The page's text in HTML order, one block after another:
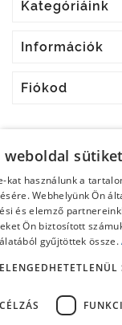
Kategóriáink
Információk
Fiókod
Bármikor
weboldal
kat használunk a
Webhelyünk Ön
és elemző
Ön biztosított
gyűjtöttek össze.